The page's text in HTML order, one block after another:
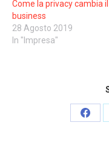
Come la privacy cambia il
business
28 Agosto 2019
In "Impresa"
Share